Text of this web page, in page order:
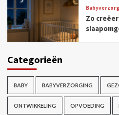
Zo
Categorieën
BABY BABYVERZORGING
ONTWIKKELING OPVOEDING